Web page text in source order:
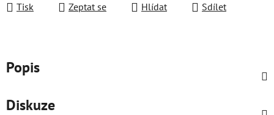
Tisk Zeptat se Hlídat Sdílet
Popis
Diskuze